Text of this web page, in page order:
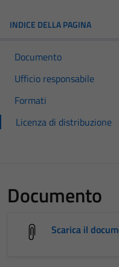
INDICE DELLA PAGINA
Documento
Ufficio responsabile
Formati
Licenza di distribuzione
Documento
Scarica il